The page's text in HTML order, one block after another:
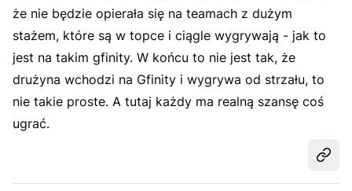
że nie będzie opierała się na teamach z dużym
stażem, które są w topce i ciągle wygrywają - jak to
jest na takim gfinity. W końcu to nie jest tak, że
drużyna wchodzi na Gfinity i wygrywa od strzału, to
nie takie proste. A tutaj każdy ma realną szansę coś
ugrać.